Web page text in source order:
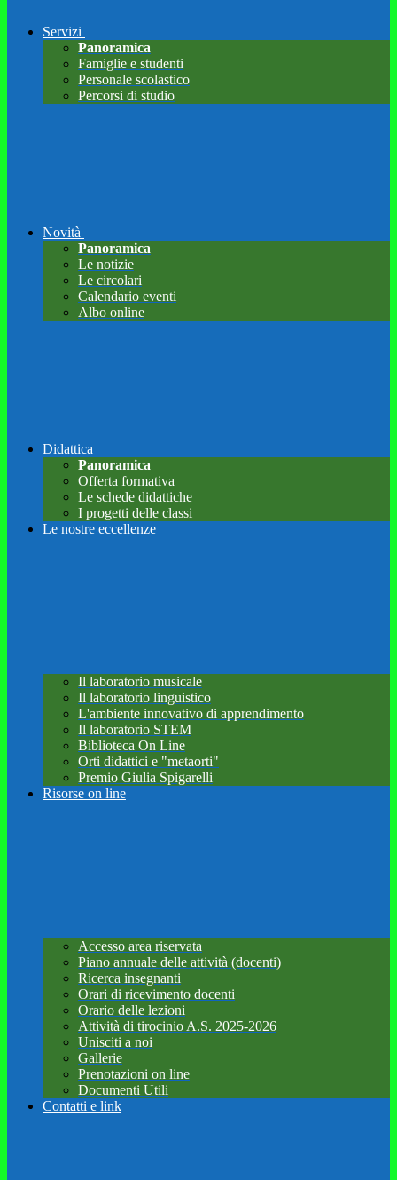
Servizi
Panoramica
Famiglie e studenti
Personale scolastico
Percorsi di studio
Novità
Panoramica
Le notizie
Le circolari
Calendario eventi
Albo online
Didattica
Panoramica
Offerta formativa
Le schede didattiche
I progetti delle classi
Le nostre eccellenze
Il laboratorio musicale
Il laboratorio linguistico
L'ambiente innovativo di apprendimento
Il laboratorio STEM
Biblioteca On Line
Orti didattici e "metaorti"
Premio Giulia Spigarelli
Risorse on line
Accesso area riservata
Piano annuale delle attività (docenti)
Ricerca insegnanti
Orari di ricevimento docenti
Orario delle lezioni
Attività di tirocinio A.S. 2025-2026
Unisciti a noi
Gallerie
Prenotazioni on line
Documenti Utili
Contatti e link